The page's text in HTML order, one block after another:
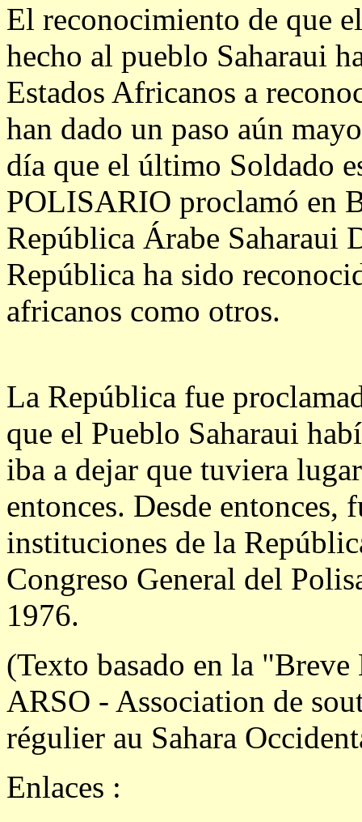
El reconocimiento de que
hecho al pueblo Saharaui
Estados Africanos a
han dado un paso aún
día que el último Soldado
POLISARIO proclamó en
República Árabe Saharaui
República ha sido
africanos como otros.
La República fue
que el Pueblo Saharaui
iba a dejar que tuviera
entonces. Desde entonces,
instituciones de la
Congreso General del
1976.
(Texto basado en la
ARSO - Association de
régulier au Sahara
Enlaces :